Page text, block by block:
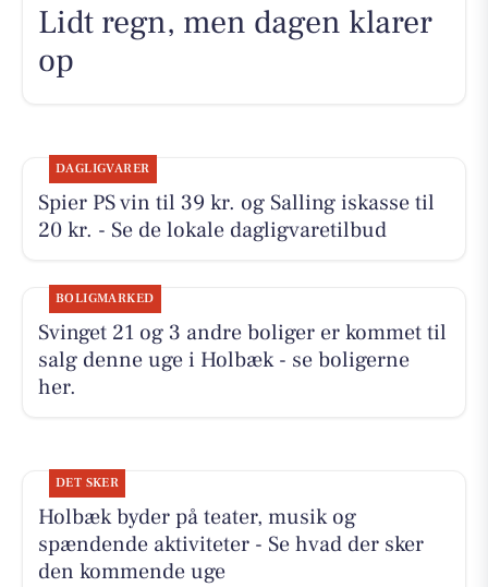
Lidt regn, men dagen klarer
op
DAGLIGVARER
Spier PS vin til 39 kr. og Salling iskasse til
20 kr. - Se de lokale dagligvaretilbud
BOLIGMARKED
Svinget 21 og 3 andre boliger er kommet til
salg denne uge i Holbæk - se boligerne
her.
DET SKER
Holbæk byder på teater, musik og
spændende aktiviteter - Se hvad der sker
den kommende uge